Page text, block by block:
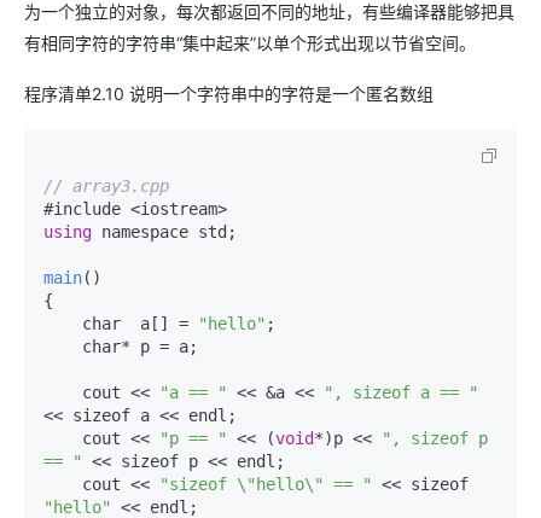
为一个独立的对象，每次都返回不同的地址，有些编译器能够把具
有相同字符的字符串“集中起来”以单个形式出现以节省空间。
程序清单2.10 说明一个字符串中的字符是一个匿名数组
// array3.cpp
using namespace std;
main( )
{
    char  a[] =
"hello" ;
    cout <<
"a == " << &a <<
", sizeof a == "
<< sizeof a << endl;
    cout <<
"p == " << (void*)p <<
", sizeof p
== "
<< sizeof p << endl;
    cout <<
"sizeof \"hello\" == "
"hello"
<< endl;